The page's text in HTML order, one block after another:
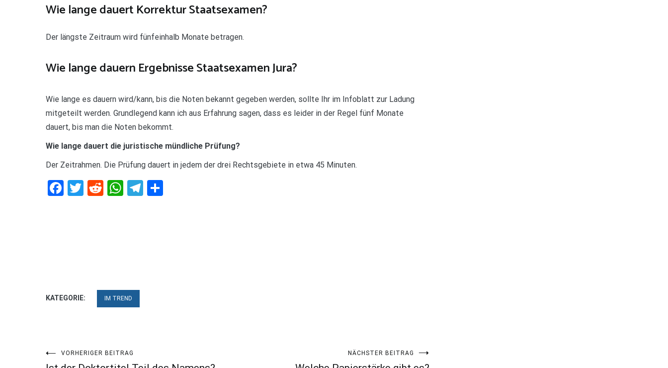
Wie lange dauert Korrektur Staatsexamen?
Der längste Zeitraum wird fünfeinhalb Monate betragen.
Wie lange dauern Ergebnisse Staatsexamen Jura?
Wie lange es dauern wird/kann, bis die Noten bekannt gegeben werden, sollte Ihr im Infoblatt zur Ladung
mitgeteilt werden. Grundlegend kann ich aus Erfahrung sagen, dass es leider in der Regel fünf Monate
dauert, bis man die Noten bekommt.
Wie lange dauert die juristische mündliche Prüfung?
Der Zeitrahmen. Die Prüfung dauert in jedem der drei Rechtsgebiete in etwa 45 Minuten.
Facebook
Twitter
RedditWhatsApp
Telegram
KATEGORIE: IM TREND
Beitragsnavigation
VORHERIGER BEITRAG NÄCHSTER BEITRAG